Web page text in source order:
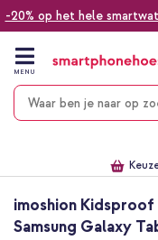
-20% op het hele
naar
inhoud
MENU
imoshion
Samsung Galaxy